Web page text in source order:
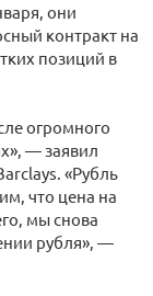
они
контракт на
позиций в
огромного
— заявил
«Рубль
что цена на
мы снова
рубля», —